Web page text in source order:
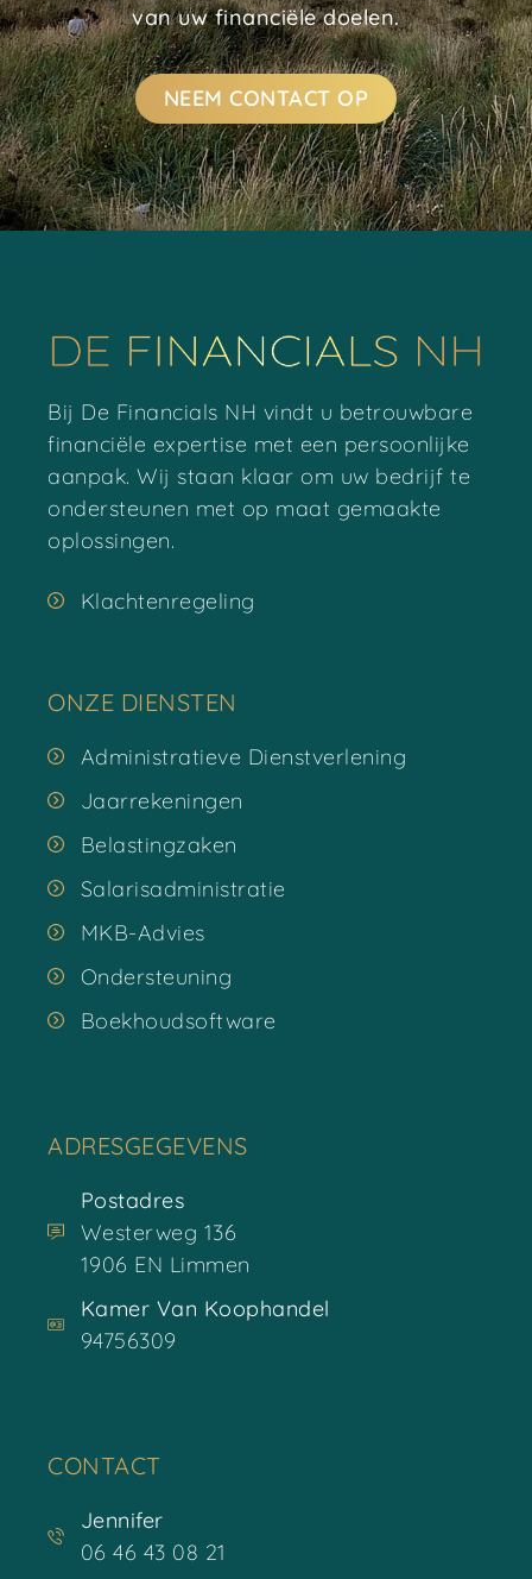
van uw financiële doelen.
NEEM CONTACT OP
Bij De Financials NH vindt u betrouwbare
financiële expertise met een persoonlijke
aanpak. Wij staan klaar om uw bedrijf te
ondersteunen met op maat gemaakte
oplossingen.
Klachtenregeling
ONZE DIENSTEN
Administratieve Dienstverlening
Jaarrekeningen
Belastingzaken
Salarisadministratie
MKB-Advies
Ondersteuning
Boekhoudsoftware
ADRESGEGEVENS
Postadres
Westerweg 136
1906 EN Limmen
Kamer Van Koophandel
94756309
CONTACT
Jennifer
06 46 43 08 21